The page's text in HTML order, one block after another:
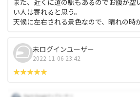
また、近くに道の駅もあるのでお腹が空
い人は寄れると思う。
天候に左右される景色なので、晴れの時
未ログインユーザー
2022-11-06 23:42